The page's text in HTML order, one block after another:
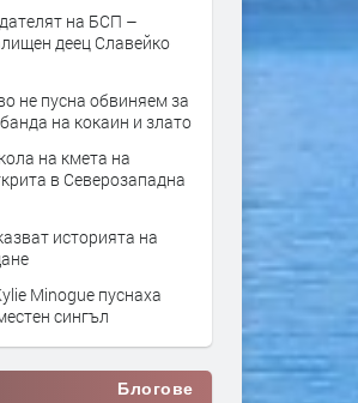
на БСП –
деец Славейко
не пусна обвиняем за
на кокаин и злато
на кмета на
в Северозападна
историята на
Minogue пуснаха
сингъл
Блогове